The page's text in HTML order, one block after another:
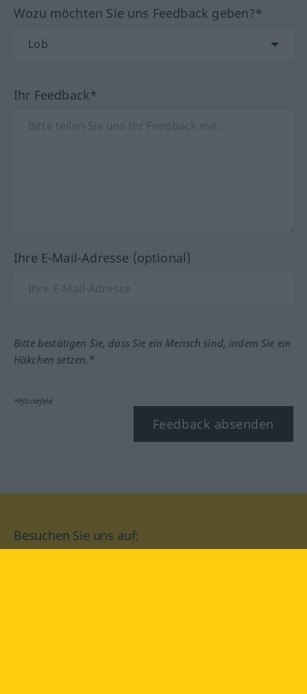
Wozu möchten Sie uns Feedback geben?*
Ihr Feedback*
Ihre E-Mail-Adresse (optional)
Bitte bestätigen Sie, dass Sie ein Mensch sind, indem Sie ein
Häkchen setzen.*
*Pflichtfeld
Feedback absenden
Besuchen Sie uns auf: